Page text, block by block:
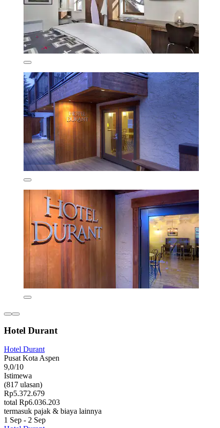
Hotel Durant
Hotel Durant
Pusat Kota Aspen
9,0/10
Istimewa
(817 ulasan)
Rp5.372.679
total Rp6.036.203
termasuk pajak & biaya lainnya
1 Sep - 2 Sep